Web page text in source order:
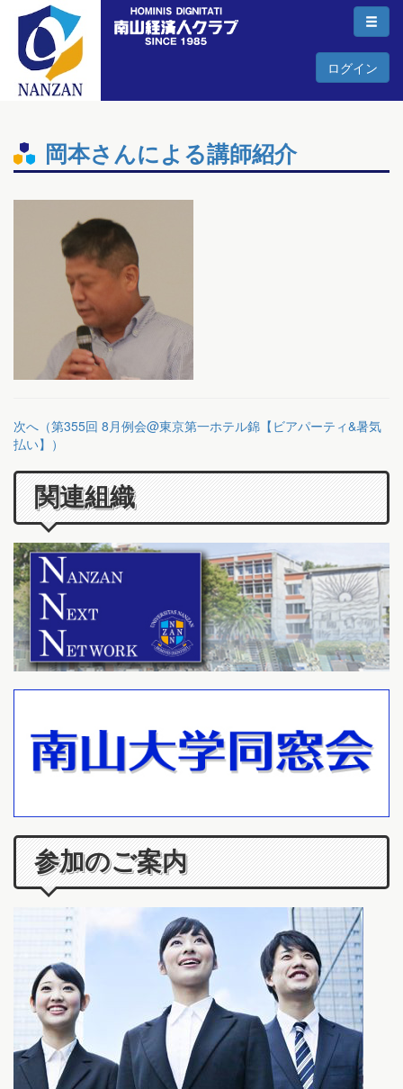
ログイン
岡本さんによる講師紹介
次へ（第355回 8月例会@東京第一ホテル錦【ビアパーティ&暑気
払い】）
関連組織
参加のご案内